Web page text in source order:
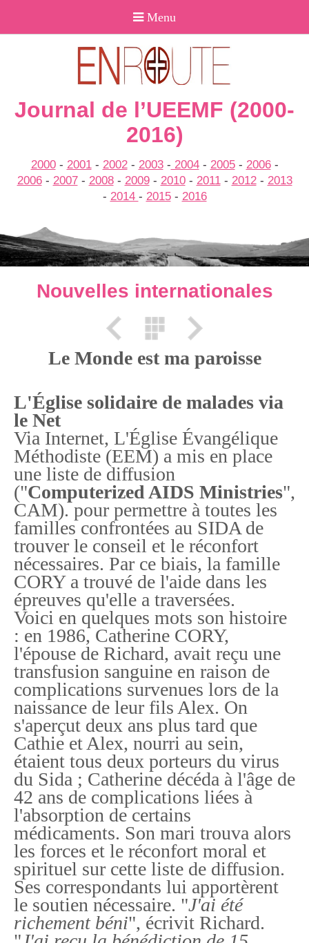
Journal de l’UEEMF (2000-
2016)
2000- 2001- 2002- 2003- 2004- 2005- 2006-
2006- 2007- 2008- 2009- 2010- 2011- 2012- 2013
- 2014 - 2015- 2016
Nouvelles internationales
Le Monde est ma paroisse
L'Église solidaire de malades via
le Net
Via Internet, L'Église Évangélique
Méthodiste (EEM) a mis en place
une liste de diffusion
("Computerized AIDS Ministries",
CAM). pour permettre à toutes les
familles confrontées au SIDA de
trouver le conseil et le réconfort
nécessaires. Par ce biais, la famille
CORY a trouvé de l'aide dans les
épreuves qu'elle a traversées.
Voici en quelques mots son histoire
: en 1986, Catherine CORY,
l'épouse de Richard, avait reçu une
transfusion sanguine en raison de
complications survenues lors de la
naissance de leur fils Alex. On
s'aperçut deux ans plus tard que
Cathie et Alex, nourri au sein,
étaient tous deux porteurs du virus
du Sida ; Catherine décéda à l'âge de
42 ans de complications liées à
l'absorption de certains
médicaments. Son mari trouva alors
les forces et le réconfort moral et
spirituel sur cette liste de diffusion.
Ses correspondants lui apportèrent
le soutien nécessaire. "J'ai été
richement béni", écrivit Richard.